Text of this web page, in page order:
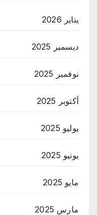
يناير 2026
ديسمبر 2025
نوفمبر 2025
أكتوبر 2025
يوليو 2025
يونيو 2025
مايو 2025
مارس 2025